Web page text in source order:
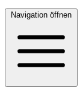
Navigation öffnen